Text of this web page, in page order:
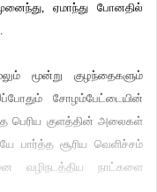
ஏமாந்து போனதில்
மூன்று குழந்தைகளும்
சோழம்பேட்டையின்
பெரிய குளத்தின் அலைகள்
பார்த்த சூரிய வெளிச்சம்
வழிநடத்திய நாட்களை